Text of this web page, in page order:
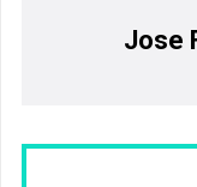
Jose